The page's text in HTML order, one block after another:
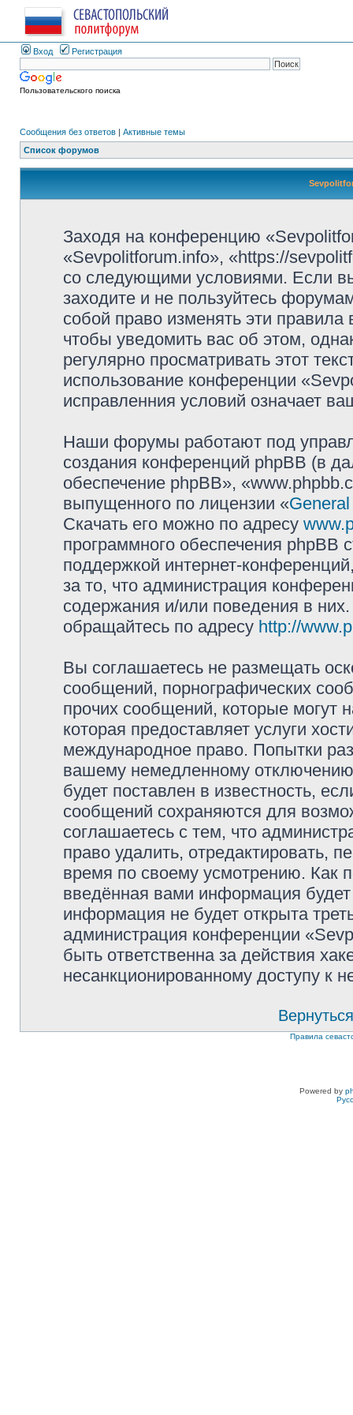
Вход Регистрация
Пользовательского поиска
Сообщения без ответов | Активные темы
Список форумов
Заходя на конференцию
«Sevpolitforum.info», «https://
со следующими условиями. Если
заходите и не пользуйтесь
собой право изменять эти
чтобы уведомить вас об этом,
регулярно просматривать этот
использование конференции
исправленния условий означает
Наши форумы работают под
создания конференций phpBB (в
обеспечение phpBB»,
выпущенного по лицензии «
Скачать его можно по адресу
программного обеспечения phpBB
поддержкой интернет-
за то, что администрация
содержания и/или поведения в
обращайтесь по адресу http://
Вы соглашаетесь не размещать
сообщений, порнографических
прочих сообщений, которые могут
которая предоставляет услуги
международное право. Попытки
вашему немедленному
будет поставлен в известность,
сообщений сохраняются для
соглашаетесь с тем, что
право удалить, отредактировать,
время по своему усмотрению. Как
введённая вами информация
информация не будет открыта
администрация конференции
быть ответственна за действия
несанкционированному доступу к
Правила
Powered by